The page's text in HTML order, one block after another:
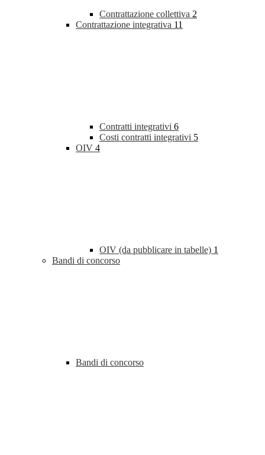
Contrattazione collettiva 2
Contrattazione integrativa 11
Contratti integrativi 6
Costi contratti integrativi 5
OIV 4
OIV (da pubblicare in tabelle) 1
Bandi di concorso
Bandi di concorso